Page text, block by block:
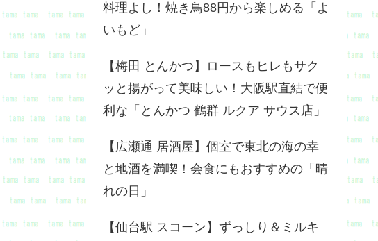
料理よし！焼き鳥88円から楽しめる「よ
いもど」
【梅田 とんかつ】ロースもヒレもサク
ッと揚がって美味しい！大阪駅直結で便
利な「とんかつ 鶴群 ルクア サウス店」
【広瀬通 居酒屋】個室で東北の海の幸
と地酒を満喫！会食にもおすすめの「晴
れの日」
【仙台駅 スコーン】ずっしり＆ミルキ